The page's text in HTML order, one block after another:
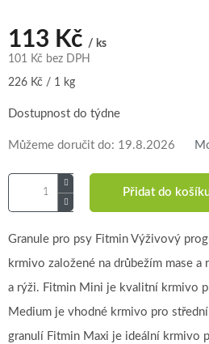
113 Kč / ks
101 Kč bez DPH
Měrná
226 Kč / 1 kg
Dostupnost do týdne
Můžeme doručit do: 19.8.2026
Přidat do
Granule pro psy Fitmin Výživový
krmivo založené na drůbežím mase a
a rýži. Fitmin Mini je kvalitní krmivo
Medium je vhodné krmivo pro střední
granulí Fitmin Maxi je ideální krmivo